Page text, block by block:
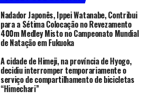
Nadador Japonês, Ippei Watanabe, Contribui
para a Sétima Colocação no Revezamento
400m Medley Misto no Campeonato Mundial
de Natação em Fukuoka
A cidade de Himeji, na província de Hyogo,
decidiu interromper temporariamente o
serviço de compartilhamento de bicicletas
“Himechari”